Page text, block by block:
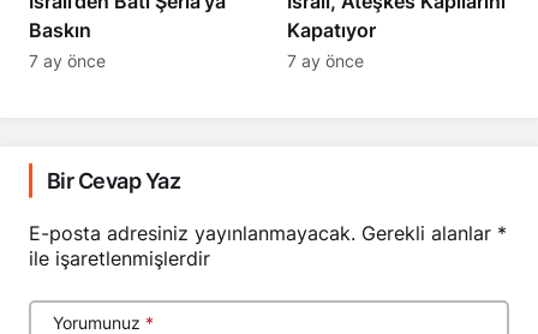
Baskın
7 ay önce
Kapatıyor
7 ay önce
Bir Cevap Yaz
E-posta adresiniz yayınlanmayacak. Gerekli alanlar *
ile işaretlenmişlerdir
Yorumunuz *